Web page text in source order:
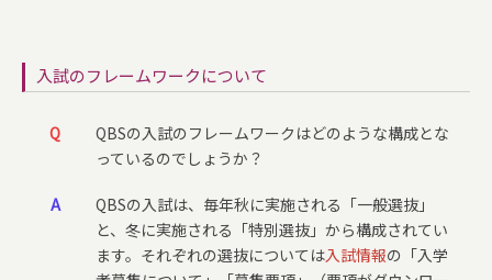
入試のフレームワークについて
Q
QBSの入試のフレームワークはどのような構成とな
っているのでしょうか？
A
QBSの入試は、毎年秋に実施される「一般選抜」
と、冬に実施される「特別選抜」から構成されてい
ます。それぞれの選抜については入試情報の「入学